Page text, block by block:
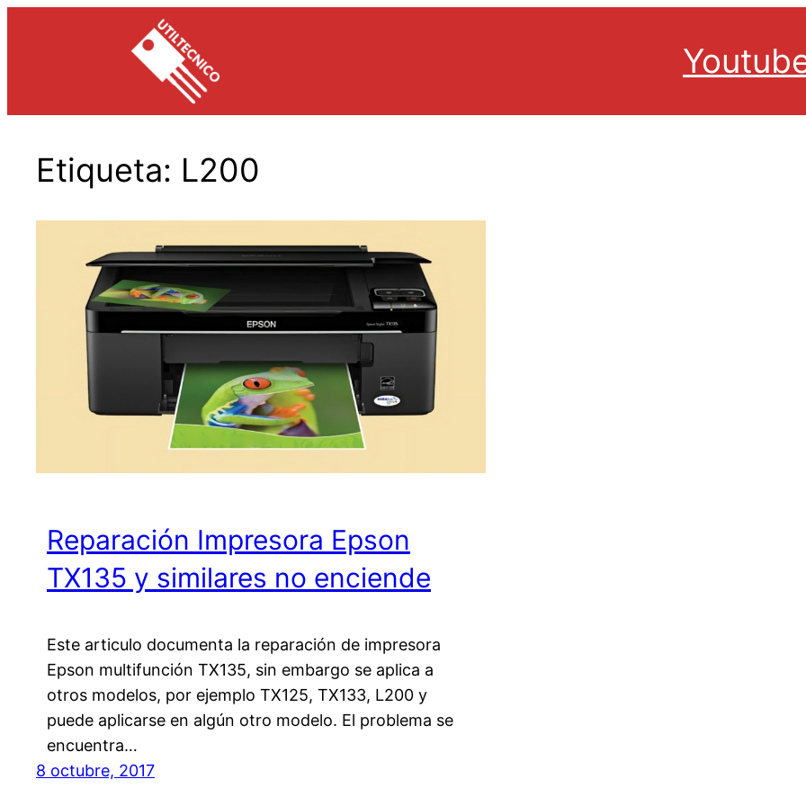
Etiqueta: L200
Reparación Impresora Epson
TX135 y similares no enciende
Este articulo documenta la reparación de impresora
Epson multifunción TX135, sin embargo se aplica a
otros modelos, por ejemplo TX125, TX133, L200 y
puede aplicarse en algún otro modelo. El problema se
encuentra…
8 octubre, 2017